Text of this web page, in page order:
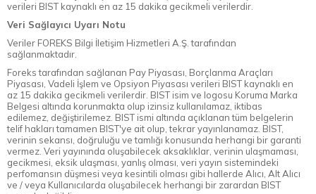
verileri BIST kaynaklı en az 15 dakika gecikmeli verilerdir.
Veri Sağlayıcı Uyarı Notu
Veriler FOREKS Bilgi İletişim Hizmetleri A.Ş. tarafından
sağlanmaktadır.
Foreks tarafından sağlanan Pay Piyasası, Borçlanma Araçları
Piyasası, Vadeli İşlem ve Opsiyon Piyasası verileri BIST kaynaklı en
az 15 dakika gecikmeli verilerdir. BIST isim ve logosu Koruma Marka
Belgesi altında korunmakta olup izinsiz kullanılamaz, iktibas
edilemez, değiştirilemez. BIST ismi altında açıklanan tüm belgelerin
telif hakları tamamen BIST'ye ait olup, tekrar yayınlanamaz. BIST,
verinin sekansı, doğruluğu ve tamlığı konusunda herhangi bir garanti
vermez. Veri yayınında oluşabilecek aksaklıklar, verinin ulaşmaması,
gecikmesi, eksik ulaşması, yanlış olması, veri yayın sistemindeki
perfomansın düşmesi veya kesintili olması gibi hallerde Alıcı, Alt Alıcı
ve / veya Kullanıcılarda oluşabilecek herhangi bir zarardan BIST